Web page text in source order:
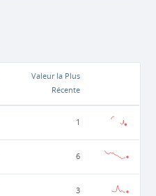
Valeur la Plus
Récente
1
6
3